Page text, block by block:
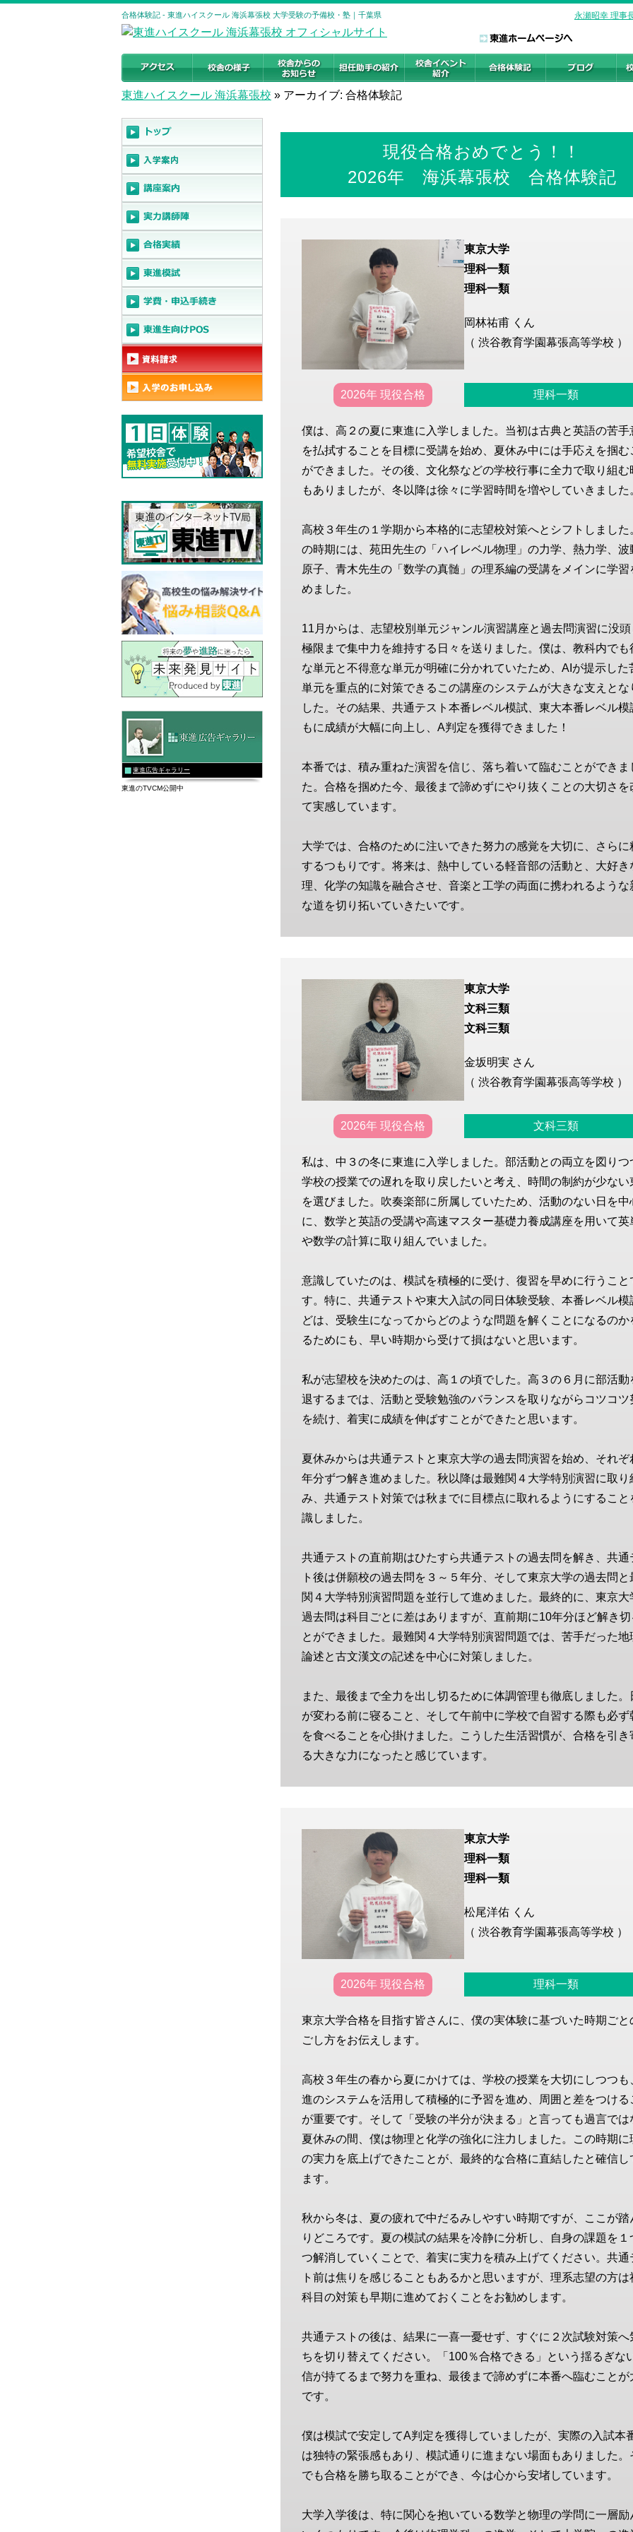
合格体験記 - 東進ハイスクール 海浜幕張校 大学受験の予備校・塾｜千葉県 永瀬昭幸 理事
東進ハイスクール 海浜幕張校 » アーカイブ: 合格体験記
東進広告ギャラリー
東進のTVCM公開中
現役合格おめでとう！！
2026年 海浜幕張校 合格体験記
東京大学
理科一類
理科一類
岡林祐甫 くん
（ 渋谷教育学園幕張高等学校 ）
2026年 現役合格 理科一類
僕は、高２の夏に東進に入学しました。当初は古典と英語の苦手
を払拭することを目標に受講を始め、夏休み中には手応えを掴む
ができました。その後、文化祭などの学校行事に全力で取り組む
もありましたが、冬以降は徐々に学習時間を増やしていきました
高校３年生の１学期から本格的に志望校対策へとシフトしました
の時期には、苑田先生の「ハイレベル物理」の力学、熱力学、波
原子、青木先生の「数学の真髄」の理系編の受講をメインに学習
めました。
11月からは、志望校別単元ジャンル演習講座と過去問演習に没頭
極限まで集中力を維持する日々を送りました。僕は、教科内でも
な単元と不得意な単元が明確に分かれていたため、AIが提示した
単元を重点的に対策できるこの講座のシステムが大きな支えとな
した。その結果、共通テスト本番レベル模試、東大本番レベル模
もに成績が大幅に向上し、A判定を獲得できました！
本番では、積み重ねた演習を信じ、落ち着いて臨むことができま
た。合格を掴めた今、最後まで諦めずにやり抜くことの大切さを
て実感しています。
大学では、合格のために注いできた努力の感覚を大切に、さらに
するつもりです。将来は、熱中している軽音部の活動と、大好き
理、化学の知識を融合させ、音楽と工学の両面に携われるような
な道を切り拓いていきたいです。
東京大学
文科三類
文科三類
金坂明実 さん
（ 渋谷教育学園幕張高等学校 ）
2026年 現役合格 文科三類
私は、中３の冬に東進に入学しました。部活動との両立を図りつ
学校の授業での遅れを取り戻したいと考え、時間の制約が少ない
を選びました。吹奏楽部に所属していたため、活動のない日を中
に、数学と英語の受講や高速マスター基礎力養成講座を用いて英
や数学の計算に取り組んでいました。
意識していたのは、模試を積極的に受け、復習を早めに行うこと
す。特に、共通テストや東大入試の同日体験受験、本番レベル模
どは、受験生になってからどのような問題を解くことになるのか
るためにも、早い時期から受けて損はないと思います。
私が志望校を決めたのは、高１の頃でした。高３の６月に部活動
退するまでは、活動と受験勉強のバランスを取りながらコツコツ
を続け、着実に成績を伸ばすことができたと思います。
夏休みからは共通テストと東京大学の過去問演習を始め、それぞ
年分ずつ解き進めました。秋以降は最難関４大学特別演習に取り
み、共通テスト対策では秋までに目標点に取れるようにすること
識しました。
共通テストの直前期はひたすら共通テストの過去問を解き、共通
ト後は併願校の過去問を３～５年分、そして東京大学の過去問と
関４大学特別演習問題を並行して進めました。最終的に、東京大
過去問は科目ごとに差はありますが、直前期に10年分ほど解き切
とができました。最難関４大学特別演習問題では、苦手だった地
論述と古文漢文の記述を中心に対策しました。
また、最後まで全力を出し切るために体調管理も徹底しました。
が変わる前に寝ること、そして午前中に学校で自習する際も必ず
を食べることを心掛けました。こうした生活習慣が、合格を引き
る大きな力になったと感じています。
東京大学
理科一類
理科一類
松尾洋佑 くん
（ 渋谷教育学園幕張高等学校 ）
2026年 現役合格 理科一類
東京大学合格を目指す皆さんに、僕の実体験に基づいた時期ごと
ごし方をお伝えします。
高校３年生の春から夏にかけては、学校の授業を大切にしつつも
進のシステムを活用して積極的に予習を進め、周囲と差をつける
が重要です。そして「受験の半分が決まる」と言っても過言では
夏休みの間、僕は物理と化学の強化に注力しました。この時期に
の実力を底上げできたことが、最終的な合格に直結したと確信し
ます。
秋から冬は、夏の疲れで中だるみしやすい時期ですが、ここが踏
りどころです。夏の模試の結果を冷静に分析し、自身の課題を１
つ解消していくことで、着実に実力を積み上げてください。共通
ト前は焦りを感じることもあるかと思いますが、理系志望の方は
科目の対策も早期に進めておくことをお勧めします。
共通テストの後は、結果に一喜一憂せず、すぐに２次試験対策へ
ちを切り替えてください。「100％合格できる」という揺るぎな
信が持てるまで努力を重ね、最後まで諦めずに本番へ臨むことが
です。
僕は模試で安定してA判定を獲得していましたが、実際の入試本
は独特の緊張感もあり、模試通りに進まない場面もありました。
でも合格を勝ち取ることができ、今は心から安堵しています。
大学入学後は、特に関心を抱いている数学と物理の学問に一層励